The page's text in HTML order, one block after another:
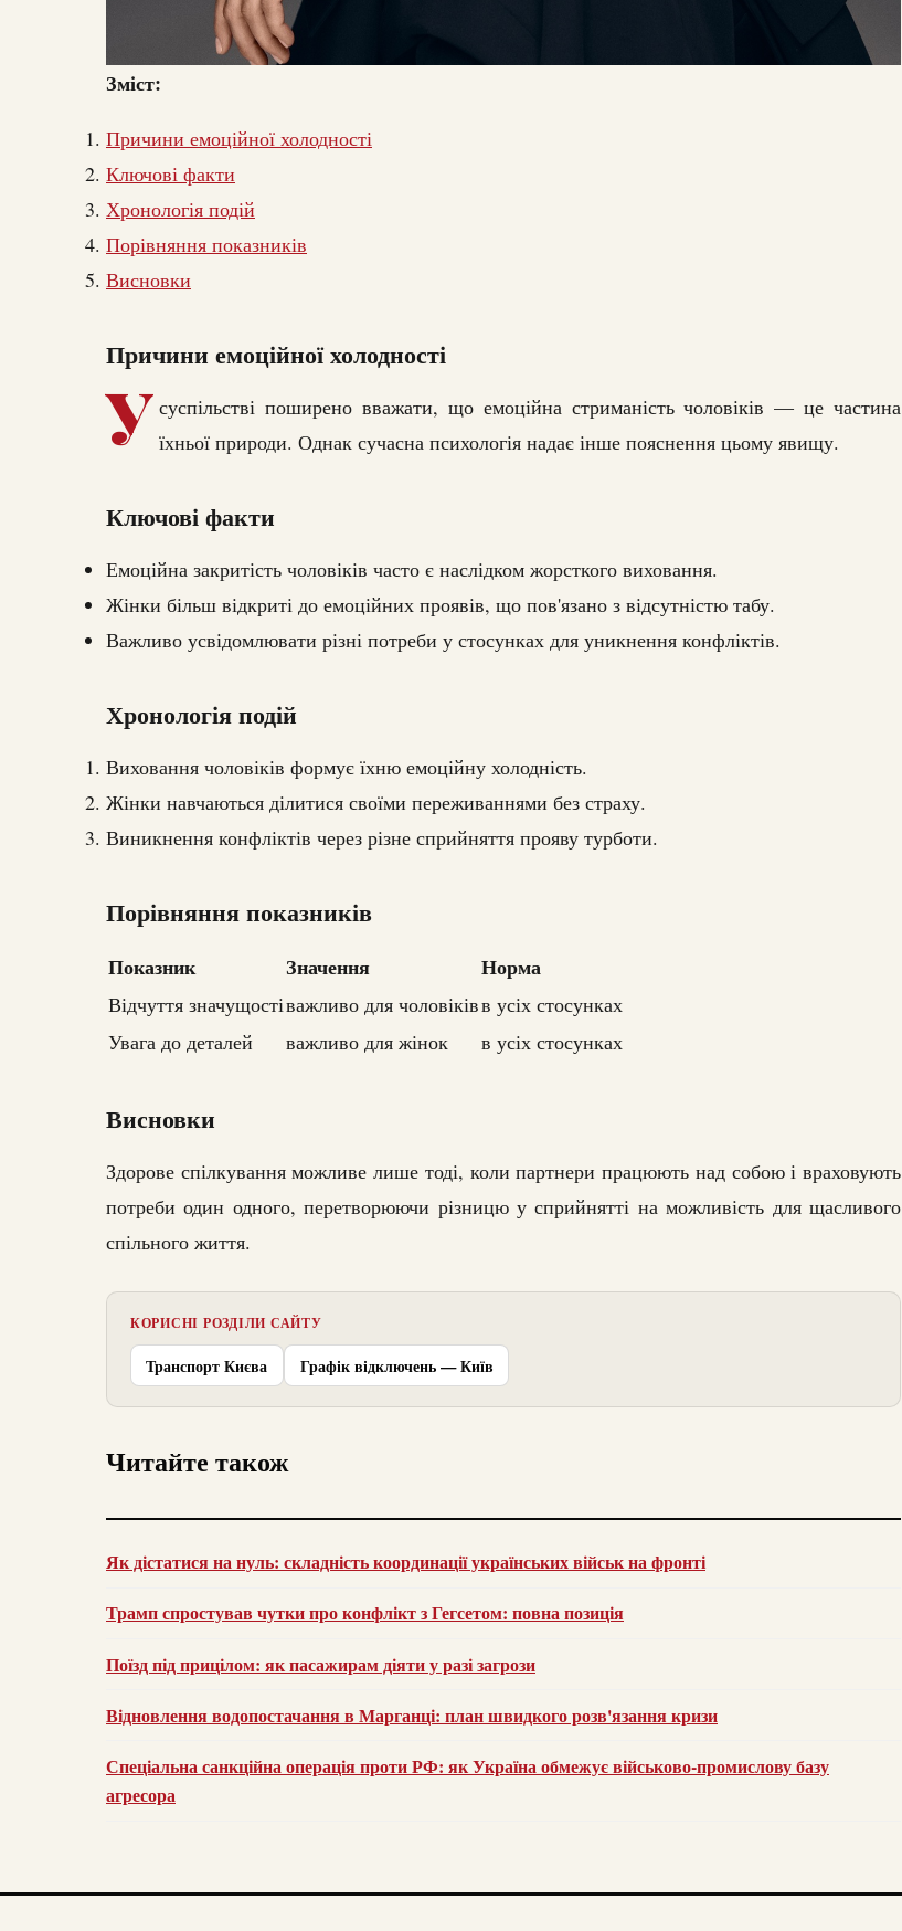
Зміст:
Причини емоційної холодності
Ключові факти
Хронологія подій
Порівняння показників
Висновки
Причини емоційної холодності
У суспільстві поширено вважати, що емоційна стриманість чоловіків — це частина
їхньої природи. Однак сучасна психологія надає інше пояснення цьому явищу.
Ключові факти
Емоційна закритість чоловіків часто є наслідком жорсткого виховання.
Жінки більш відкриті до емоційних проявів, що пов'язано з відсутністю табу.
Важливо усвідомлювати різні потреби у стосунках для уникнення конфліктів.
Хронологія подій
Виховання чоловіків формує їхню емоційну холодність.
Жінки навчаються ділитися своїми переживаннями без страху.
Виникнення конфліктів через різне сприйняття прояву турботи.
Порівняння показників
Показник Значення Норма
Відчуття значущостіважливо для чоловіківв усіх стосунках
Увага до деталей
важливо для жінок в усіх стосунках
Висновки
Здорове спілкування можливе лише тоді, коли партнери працюють над собою і враховують
потреби один одного, перетворюючи різницю у сприйнятті на можливість для щасливого
спільного життя.
КОРИСНІ РОЗДІЛИ САЙТУ
Транспорт Києва Графік відключень — Київ
Читайте також
Як дістатися на нуль: складність координації українських військ на фронті
Трамп спростував чутки про конфлікт з Гегсетом: повна позиція
Поїзд під прицілом: як пасажирам діяти у разі загрози
Відновлення водопостачання в Марганці: план швидкого розв'язання кризи
Спеціальна санкційна операція проти РФ: як Україна обмежує військово-промислову базу
агресора